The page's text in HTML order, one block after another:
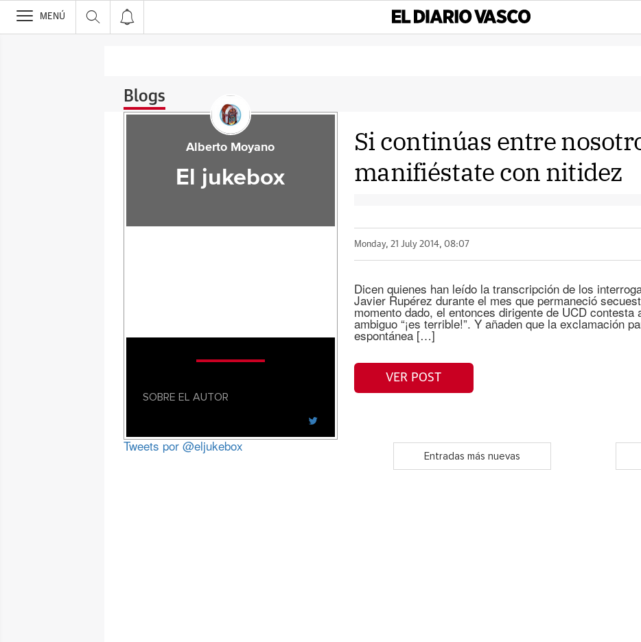
>
MENÚ
Blogs
Si continúas entre
manifiéstate con nitidez
Monday, 21 July 2014, 08:07
Dicen quienes han leído la transcripción de los
Javier Rupérez durante el mes que permaneció
momento dado, el entonces dirigente de UCD contesta
ambiguo “¡es terrible!”. Y añaden que la exclamación
espontánea […]
VER POST
Entradas más nuevas
Alberto Moyano
El jukebox
SOBRE EL AUTOR
Tweets por @eljukebox